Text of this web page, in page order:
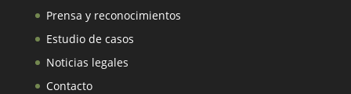
Prensa y reconocimientos
Estudio de casos
Noticias legales
Contacto